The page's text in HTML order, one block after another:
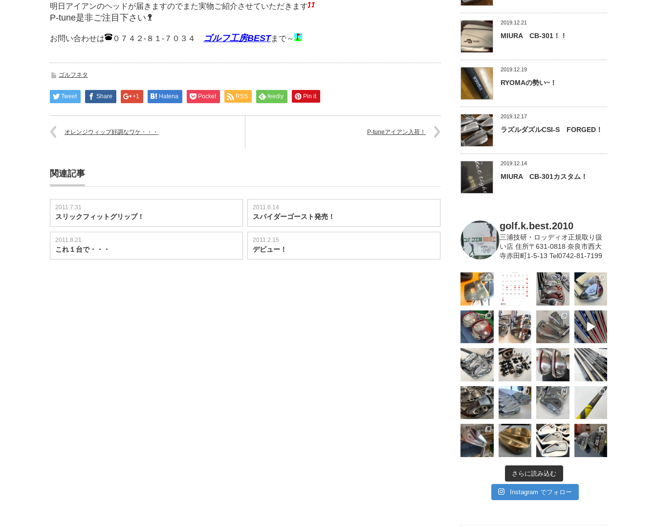
明日アイアンのヘッドが届きますのでまた実物ご紹介させていただきます
P-tune是非ご注目下さい
お問い合わせは ０７４２-８１-７０３４ ゴルフ工房BESTまで～
ゴルフネタ
Tweet Share +1 Hatena Pocket RSS feedly Pin it
オレンジウィップ好調なワケ・・・ P-tuneアイアン入荷！
関連記事
2011.7.31
スリックフィットグリップ！
2011.6.14
スパイダーゴースト発売！
2011.8.21
これ１台で・・・
2011.2.15
デビュー！
2019.12.21
MIURA CB-301！！
2019.12.19
RYOMAの勢い~！
2019.12.17
ラズルダズルCSI-S FORGED！
2019.12.14
MIURA CB-301カスタム！
golf.k.best.2010
三浦技研・ロッディオ正規取り扱
い店 住所〒631-0818 奈良市西大
寺赤田町1-5-13 Tel0742-81-7199
さらに読み込む
Instagram でフォロー